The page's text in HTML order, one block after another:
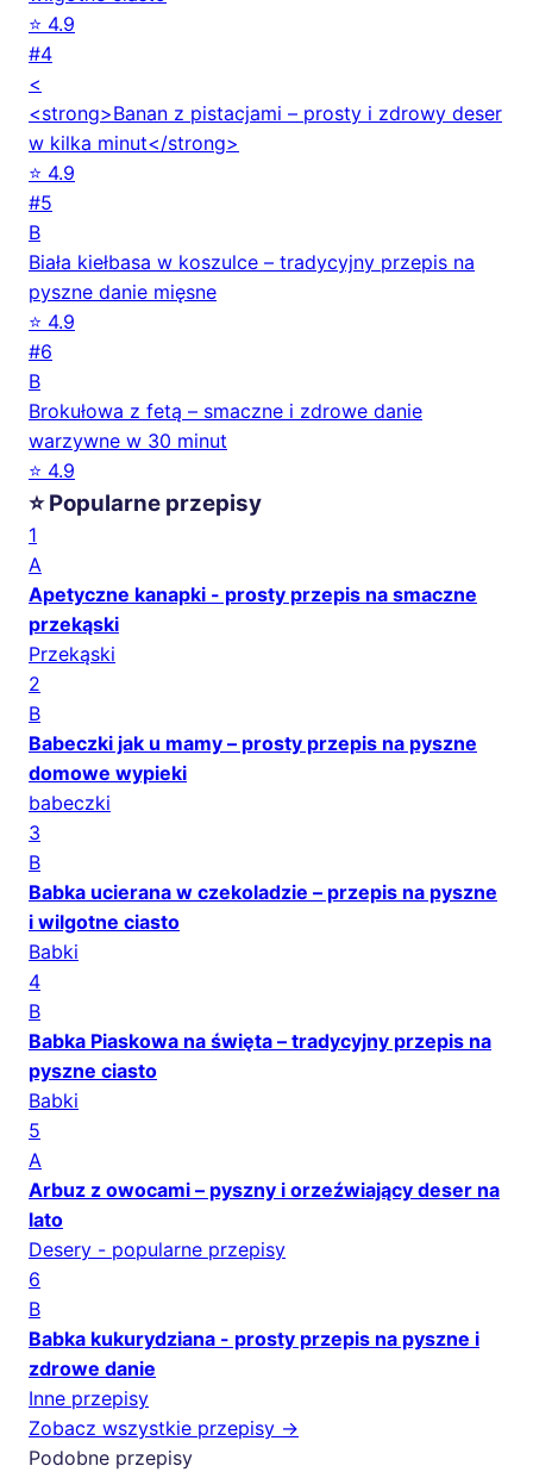
⭐ 4.9
#4
<
<strong>Banan z pistacjami – prosty i zdrowy deser
w kilka minut</strong>
⭐ 4.9
#5
B
Biała kiełbasa w koszulce – tradycyjny przepis na
pyszne danie mięsne
⭐ 4.9
#6
B
Brokułowa z fetą – smaczne i zdrowe danie
warzywne w 30 minut
⭐ 4.9
⭐ Popularne przepisy
1
A
Apetyczne kanapki - prosty przepis na smaczne
przekąski
Przekąski
2
B
Babeczki jak u mamy – prosty przepis na pyszne
domowe wypieki
babeczki
3
B
Babka ucierana w czekoladzie – przepis na pyszne
i wilgotne ciasto
Babki
4
B
Babka Piaskowa na święta – tradycyjny przepis na
pyszne ciasto
Babki
5
A
Arbuz z owocami – pyszny i orzeźwiający deser na
lato
Desery - popularne przepisy
6
B
Babka kukurydziana - prosty przepis na pyszne i
zdrowe danie
Inne przepisy
Zobacz wszystkie przepisy →
Podobne przepisy